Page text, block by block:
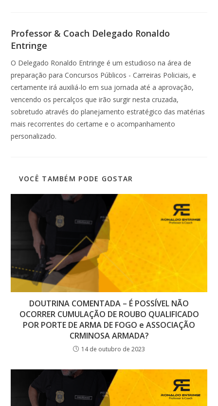
Professor & Coach Delegado Ronaldo
Entringe
O Delegado Ronaldo Entringe é um estudioso na área de
preparação para Concursos Públicos - Carreiras Policiais, e
certamente irá auxiliá-lo em sua jornada até a aprovação,
vencendo os percalços que irão surgir nesta cruzada,
sobretudo através do planejamento estratégico das matérias
mais recorrentes do certame e o acompanhamento
personalizado.
VOCÊ TAMBÉM PODE GOSTAR
DOUTRINA COMENTADA – É POSSÍVEL NÃO
OCORRER CUMULAÇÃO DE ROUBO QUALIFICADO
POR PORTE DE ARMA DE FOGO e ASSOCIAÇÃO
CRMINOSA ARMADA?
14 de outubro de 2023